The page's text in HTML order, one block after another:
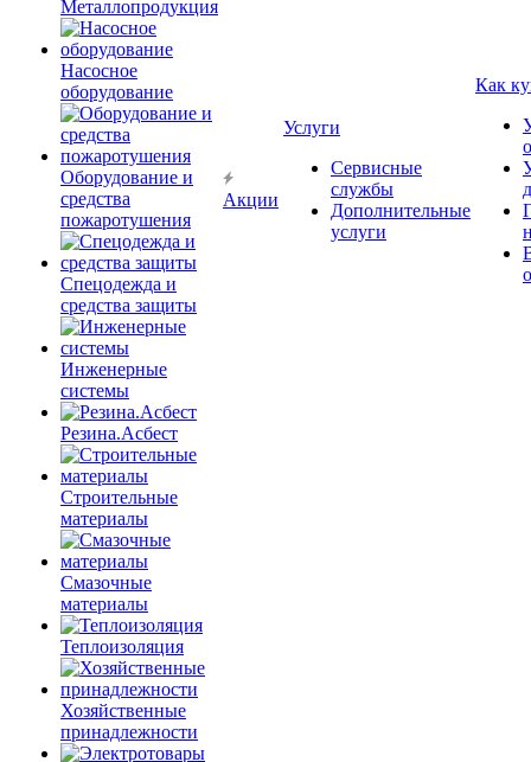
Металлопродукция
Насосное
оборудование
Оборудование и
средства
пожаротушения
Спецодежда и
средства защиты
Инженерные
системы
Резина.Асбест
Строительные
материалы
Смазочные
материалы
Теплоизоляция
Хозяйственные
принадлежности
Акции
Услуги
Сервисные
службы
Дополнительные
услуги
Как